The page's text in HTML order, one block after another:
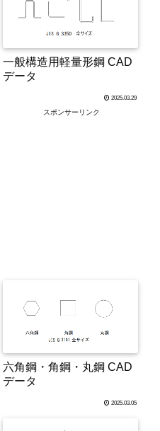
一般構造用軽量形鋼 CAD
データ
2025.03.29
スポンサーリンク
六角鋼・角鋼・丸鋼 CAD
データ
2025.03.05